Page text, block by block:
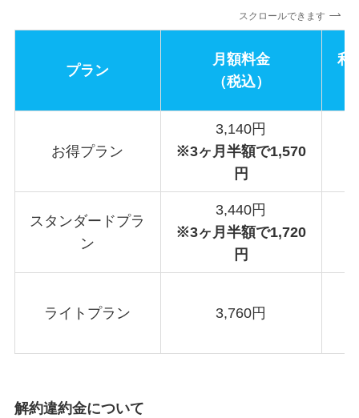
スクロールできます
プラン
月額料金
（税込）
利
お得プラン
3,140円
※3ヶ月半額で1,570
円
スタンダードプラ
ン
3,440円
※3ヶ月半額で1,720
円
ライトプラン 3,760円
解約違約金について